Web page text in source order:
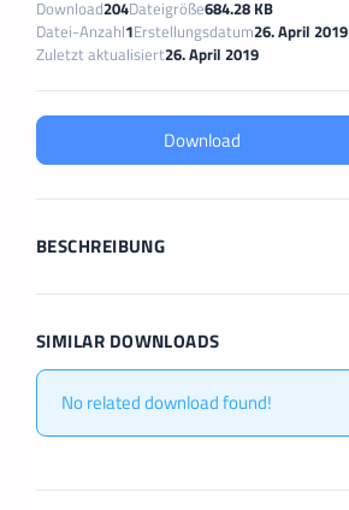
Download204Dateigröße684.28 KB
Datei-Anzahl1Erstellungsdatum26. April 2019
Zuletzt aktualisiert26. April 2019
Download
BESCHREIBUNG
SIMILAR DOWNLOADS
No related download found!